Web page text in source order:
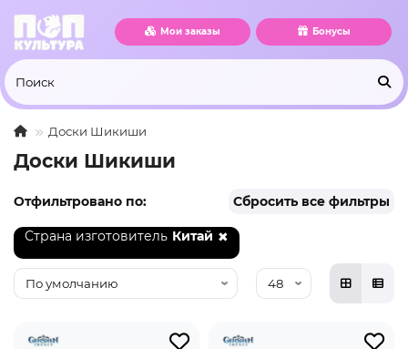
Мои заказы Бонусы
Доски Шикиши
Доски Шикиши
Отфильтровано по: Сбросить все фильтры
Страна изготовитель Китай